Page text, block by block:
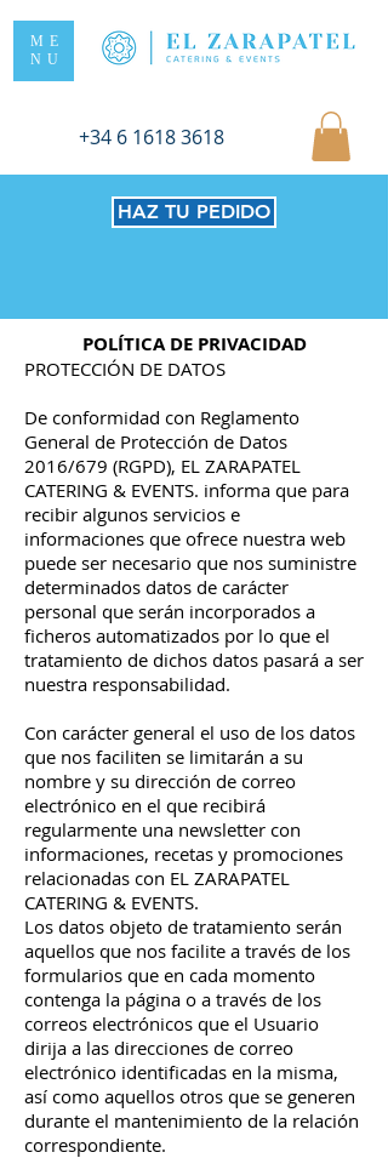
ME
NU
+34 6 1618 3618
HAZ TU PEDIDO
POLÍTICA DE PRIVACIDAD
PROTECCIÓN DE DATOS
De conformidad con Reglamento
General de Protección de Datos
2016/679 (RGPD), EL ZARAPATEL
CATERING & EVENTS. informa que para
recibir algunos servicios e
informaciones que ofrece nuestra web
puede ser necesario que nos suministre
determinados datos de carácter
personal que serán incorporados a
ficheros automatizados por lo que el
tratamiento de dichos datos pasará a ser
nuestra responsabilidad.
Con carácter general el uso de los datos
que nos faciliten se limitarán a su
nombre y su dirección de correo
electrónico en el que recibirá
regularmente una newsletter con
informaciones, recetas y promociones
relacionadas con EL ZARAPATEL
CATERING & EVENTS.
Los datos objeto de tratamiento serán
aquellos que nos facilite a través de los
formularios que en cada momento
contenga la página o a través de los
correos electrónicos que el Usuario
dirija a las direcciones de correo
electrónico identificadas en la misma,
así como aquellos otros que se generen
durante el mantenimiento de la relación
correspondiente.